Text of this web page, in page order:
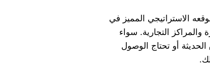
الاستراتيجي المميز في
والمراكز التجارية. سواء
أو تحتاج الوصول